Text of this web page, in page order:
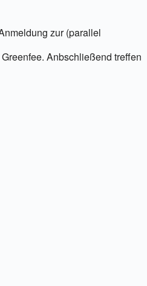
zur (parallel
Anbschließend treffen